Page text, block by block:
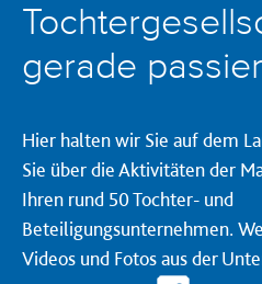
gerade
Hier halten wir Sie auf dem
Sie über die Aktivitäten der
Ihren rund 50 Tochter- und
Beteiligungsunternehmen.
Videos und Fotos aus der